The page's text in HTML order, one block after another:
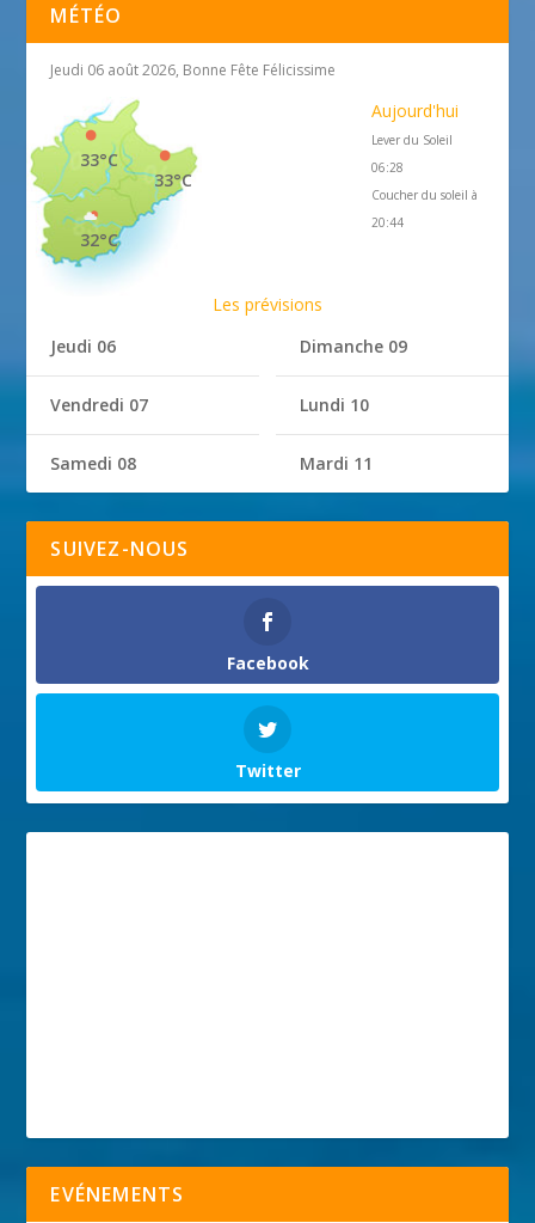
MÉTÉO
Jeudi 06 août 2026, Bonne Fête Félicissime
33°C
33°C
32°C
Aujourd'hui
Lever du Soleil
06:28
Coucher du soleil à
20:44
Les prévisions
Jeudi 06
Vendredi 07
Samedi 08
Dimanche 09
Lundi 10
Mardi 11
SUIVEZ-NOUS
Facebook
Twitter
EVÉNEMENTS